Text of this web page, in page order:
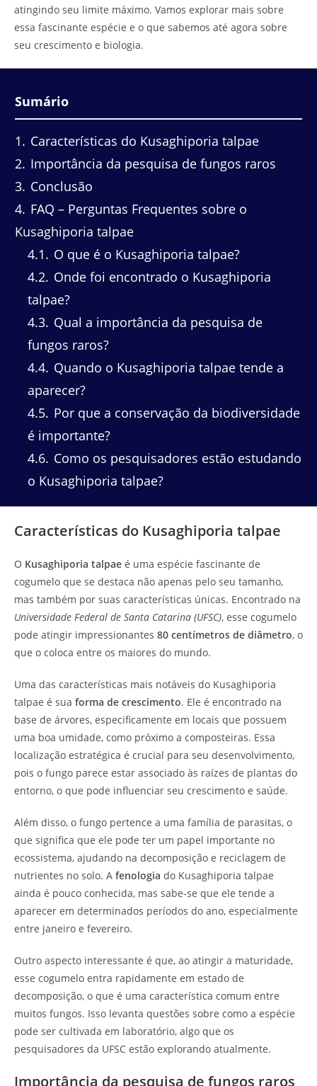
atingindo seu limite máximo. Vamos explorar mais sobre
essa fascinante espécie e o que sabemos até agora sobre
seu crescimento e biologia.
Sumário
1
Características do Kusaghiporia talpae
2 Importância da pesquisa de fungos raros
3 Conclusão
4 FAQ – Perguntas Frequentes sobre o
Kusaghiporia talpae
4.1
O que é o Kusaghiporia talpae?
4.2 Onde foi encontrado o Kusaghiporia
talpae?
4.3 Qual a importância da pesquisa de
fungos raros?
4.4 Quando o Kusaghiporia talpae tende a
aparecer?
4.5 Por que a conservação da biodiversidade
é importante?
4.6 Como os pesquisadores estão estudando
o Kusaghiporia talpae?
Características do Kusaghiporia talpae
O Kusaghiporia talpae é uma espécie fascinante de
cogumelo que se destaca não apenas pelo seu tamanho,
mas também por suas características únicas. Encontrado na
Universidade Federal de Santa Catarina (UFSC), esse cogumelo
pode atingir impressionantes 80 centímetros de diâmetro, o
que o coloca entre os maiores do mundo.
Uma das características mais notáveis do Kusaghiporia
talpae é sua forma de crescimento. Ele é encontrado na
base de árvores, especificamente em locais que possuem
uma boa umidade, como próximo a composteiras. Essa
localização estratégica é crucial para seu desenvolvimento,
pois o fungo parece estar associado às raízes de plantas do
entorno, o que pode influenciar seu crescimento e saúde.
Além disso, o fungo pertence a uma família de parasitas, o
que significa que ele pode ter um papel importante no
ecossistema, ajudando na decomposição e reciclagem de
nutrientes no solo. A fenologia do Kusaghiporia talpae
ainda é pouco conhecida, mas sabe-se que ele tende a
aparecer em determinados períodos do ano, especialmente
entre janeiro e fevereiro.
Outro aspecto interessante é que, ao atingir a maturidade,
esse cogumelo entra rapidamente em estado de
decomposição, o que é uma característica comum entre
muitos fungos. Isso levanta questões sobre como a espécie
pode ser cultivada em laboratório, algo que os
pesquisadores da UFSC estão explorando atualmente.
Importância da pesquisa de fungos raros